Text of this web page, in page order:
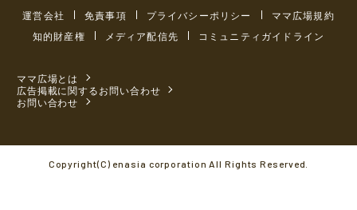
運営会社 免責事項 プライバシーポリシー
ママ広場規約
知的財産権
メディア配信先 コミュニティガイドライン
ママ広場とは
広告掲載に関するお問い合わせ
お問い合わせ
Copyright(C) enasia corporation All Rights Reserved.